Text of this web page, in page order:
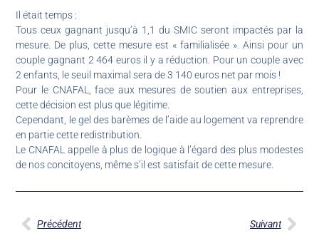
Il était temps :
Tous ceux gagnant jusqu’à 1,1 du SMIC seront impactés par la
mesure. De plus, cette mesure est « familialisée ». Ainsi pour un
couple gagnant 2 464 euros il y a réduction. Pour un couple avec
2 enfants, le seuil maximal sera de 3 140 euros net par mois !
Pour le CNAFAL, face aux mesures de soutien aux entreprises,
cette décision est plus que légitime.
Cependant, le gel des barèmes de l’aide au logement va reprendre
en partie cette redistribution.
Le CNAFAL appelle à plus de logique à l’égard des plus modestes
de nos concitoyens, même s’il est satisfait de cette mesure.
Précédent Suivant